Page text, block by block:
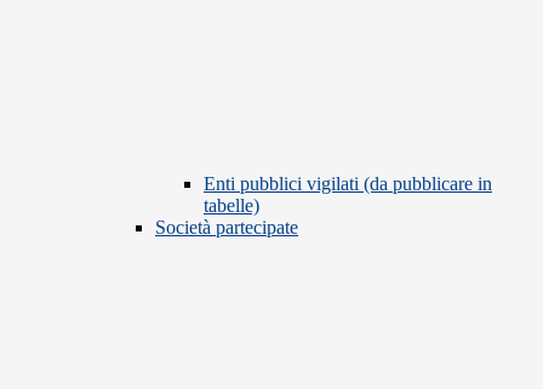
Enti pubblici vigilati (da pubblicare in
tabelle)
Società partecipate